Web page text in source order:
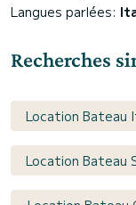
Langues parlées:
Recherches
Location Bateau
Location Bateau